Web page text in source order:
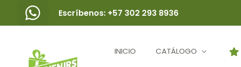
Escríbenos: +57 302 293 8936
INICIO CATÁLOGO